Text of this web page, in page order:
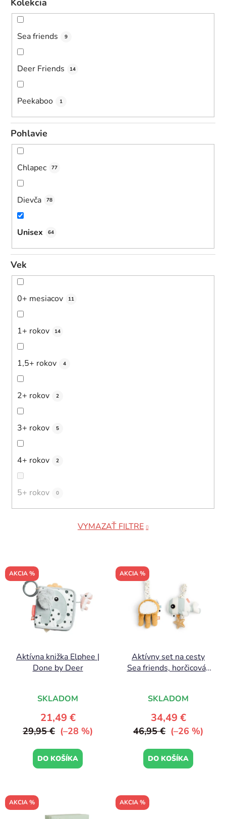
Sea friends 9
Deer Friends 14
Peekaboo 1
Pohlavie
Chlapec 77
Dievča 78
Unisex 64
Vek
0+ mesiacov 11
1+ rokov 14
1,5+ rokov 4
2+ rokov 2
3+ rokov 5
4+ rokov 2
5+ rokov 0
VYMAZAŤ FILTRE
V
ýAKCIA %
Aktívna knižka Elphee |
Done by Deer
SKLADOM
21,49 €
29,95 € (–28 %)
DO KOŠÍKA
AKCIA %
Aktívny set na cesty
Sea friends, horčicová |
SKLADOM
34,49 €
46,95 € (–26 %)
DO KOŠÍKA
AKCIA % AKCIA %